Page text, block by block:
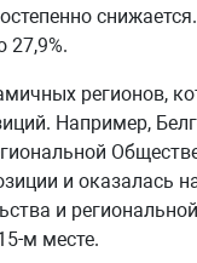
27,9%.
регионов,
Например,
и оказалась
и
м месте.